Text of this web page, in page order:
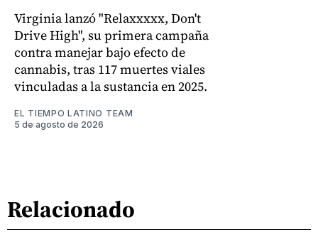
Virginia lanzó "Relaxxxxx, Don't
Drive High", su primera campaña
contra manejar bajo efecto de
cannabis, tras 117 muertes viales
vinculadas a la sustancia en 2025.
EL TIEMPO LATINO TEAM
5 de agosto de 2026
Relacionado